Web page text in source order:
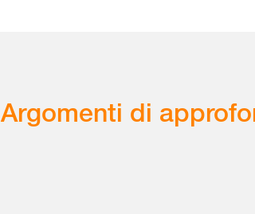
Argomenti di